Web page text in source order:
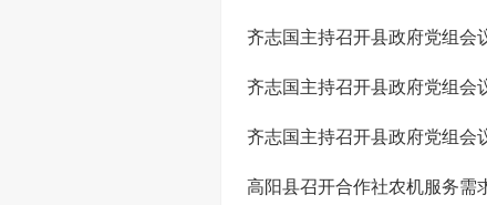
齐志国主持召开县政府党组会
齐志国主持召开县政府党组会
齐志国主持召开县政府党组会
高阳县召开合作社农机服务需